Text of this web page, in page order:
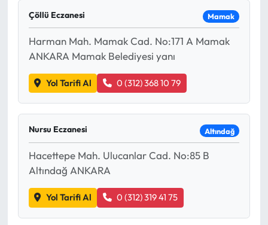
Çöllü Eczanesi Mamak
Harman Mah. Mamak Cad. No:171 A Mamak
ANKARA Mamak Belediyesi yanı
Yol Tarifi Al 0 (312) 368 10 79
Nursu Eczanesi Altındağ
Hacettepe Mah. Ulucanlar Cad. No:85 B
Altındağ ANKARA
Yol Tarifi Al 0 (312) 319 41 75